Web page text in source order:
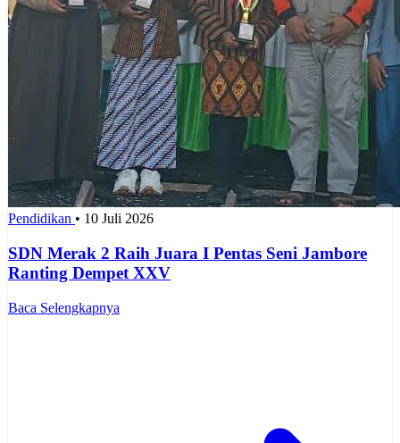
Pendidikan • 10 Juli 2026
SDN Merak 2 Raih Juara I Pentas Seni Jambore
Ranting Dempet XXV
Baca Selengkapnya